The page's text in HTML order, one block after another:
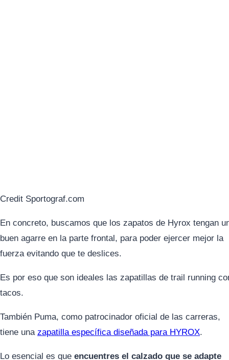
Credit Sportograf.com
En concreto, buscamos que los zapatos de Hyrox tengan
buen agarre en la parte frontal, para poder ejercer mejor la
fuerza evitando que te deslices.
Es por eso que son ideales las zapatillas de trail running
tacos.
También Puma, como patrocinador oficial de las carreras,
tiene una zapatilla específica diseñada para HYROX.
Lo esencial es que encuentres el calzado que se adapte